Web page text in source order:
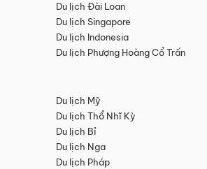
Du lịch Đài Loan
Du lịch Singapore
Du lịch Indonesia
Du lịch Phượng Hoàng Cổ Trấn
Du lịch Mỹ
Du lịch Thổ Nhĩ Kỳ
Du lịch Bỉ
Du lịch Nga
Du lịch Pháp